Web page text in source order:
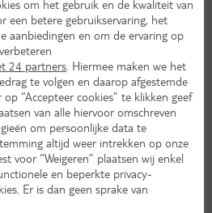
de TUI app?
over de TUI app?
de TUI app te zien?
na mijn vakantie?
niet laadt?
in de TUI app?
zie ik in de TUI app?
om het gebruik en de kwaliteit van
een betere gebruikservaring, het
aanbiedingen en om de ervaring op
24 partners . Hiermee maken we het
te volgen en daarop afgestemde
“Accepteer cookies” te klikken geef
van alle hiervoor omschreven
om persoonlijke data te
altijd weer intrekken op onze
voor “Weigeren” plaatsen wij enkel
en beperkte privacy-
Er is dan geen sprake van